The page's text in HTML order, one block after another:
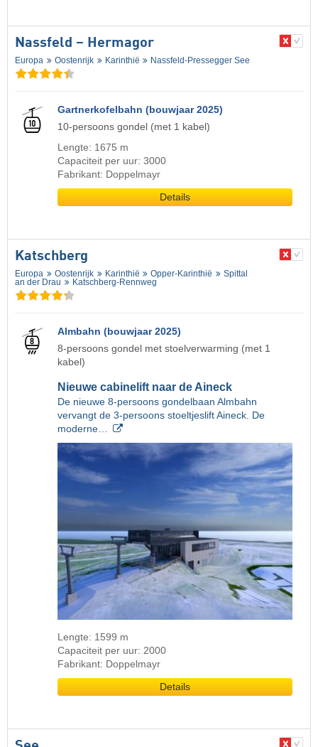
Nassfeld – Hermagor
Europa Oostenrijk Karinthië Nassfeld-Pressegger See
Gartnerkofelbahn (bouwjaar 2025)
10-persoons gondel (met 1 kabel)
Lengte: 1675 m
Capaciteit per uur: 3000
Fabrikant: Doppelmayr
Details
Katschberg
Europa Oostenrijk Karinthië Opper-Karinthië
Spittal
an der Drau
Katschberg-Rennweg
Almbahn (bouwjaar 2025)
8-persoons gondel met stoelverwarming (met 1
kabel)
Nieuwe cabinelift naar de Aineck
De nieuwe 8-persoons gondelbaan Almbahn
vervangt de 3-persoons stoeltjeslift Aineck. De
moderne…
Lengte: 1599 m
Capaciteit per uur: 2000
Fabrikant: Doppelmayr
Details